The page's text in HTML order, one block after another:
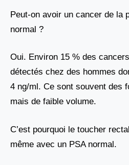
Peut-on avoir un cancer de la
normal ?
Oui. Environ 15 % des
détectés chez des hommes
4 ng/ml. Ce sont souvent des
mais de faible volume.
C’est pourquoi le toucher
même avec un PSA normal.